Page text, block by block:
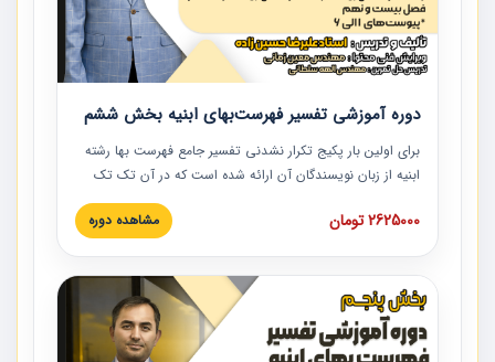
دوره آموزشی تفسیر فهرست‌بهای ابنیه بخش ششم
برای اولین بار پکیج تکرار نشدنی تفسیر جامع فهرست بها رشته
ابنیه از زبان نویسندگان آن ارائه شده است که در آن تک تک
ردیف ها و مطالب فهرست بها تفسیر و ارائه شده است. این
دوره به صورت کامل تصویری بوده و به همراه تصاویر عملیات
دوره با کلام مهندس علیرضاحسین‌زاده مدیر پروژه مهندسی
مشاور در امر بازنگری فهرست بها رشته ابنیه ارائه شده و به تمام
همکارانی که در حوزه صنعت ساخت در حال فعالیت هستند حتما
توصیه می کنیم از مطالب این دوره استفاده نمایند.
2625000 تومان مشاهده دوره